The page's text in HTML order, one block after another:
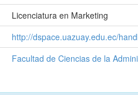
Licenciatura en Marketing
http://dspace.uazuay.edu.ec/
Facultad de Ciencias de la